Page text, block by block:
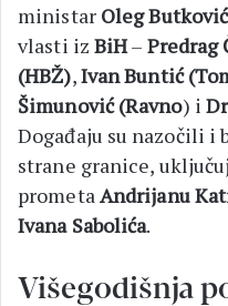
ministar Oleg Butković
vlasti iz BiH– Predrag
(HBŽ),Ivan Buntić
Šimunović (Ravno) i
Događaju su nazočili i
strane granice,
prometa Andrijanu
Ivana Sabolića.
Višegodišnja